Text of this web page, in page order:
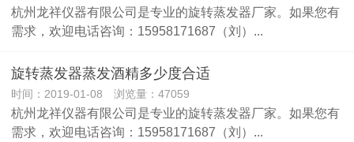
杭州龙祥仪器有限公司是专业的旋转蒸发器厂家。如果您有
需求，欢迎电话咨询：15958171687（刘）...
旋转蒸发器蒸发酒精多少度合适
时间：2019-01-08 浏览量：47059
杭州龙祥仪器有限公司是专业的旋转蒸发器厂家。如果您有
需求，欢迎电话咨询：15958171687（刘）...